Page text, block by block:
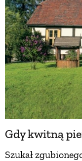
Gdy kwitną
Szukał